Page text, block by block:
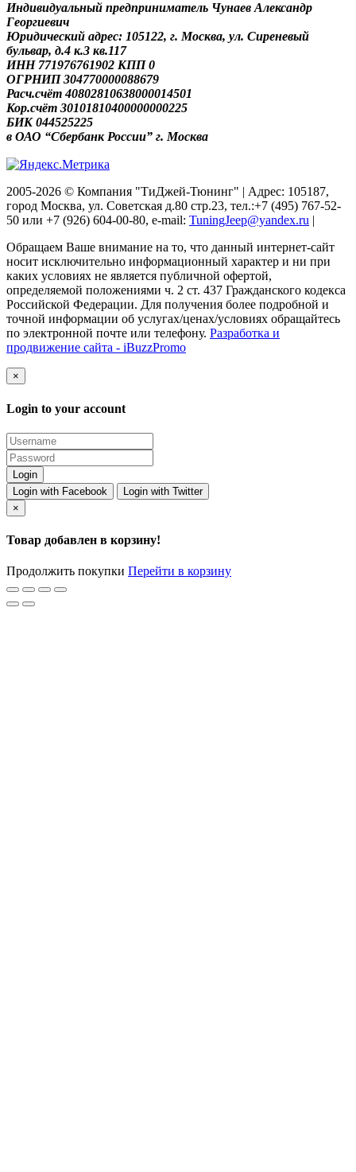
Индивидуальный предприниматель Чунаев Александр
Георгиевич
Юридический адрес: 105122, г. Москва, ул. Сиреневый
бульвар, д.4 к.3 кв.117
ИНН 771976761902 КПП 0
ОГРНИП 304770000088679
Расч.счёт 40802810638000014501
Кор.счёт 30101810400000000225
БИК 044525225
в ОАО “Сбербанк России” г. Москва
2005-2026 © Компания "ТиДжей-Тюнинг" | Адрес: 105187,
город Москва, ул. Советская д.80 стр.23, тел.:+7 (495) 767-52-
50 или +7 (926) 604-00-80, e-mail: TuningJeep@yandex.ru |
Обращаем Ваше внимание на то, что данный интернет-сайт
носит исключительно информационный характер и ни при
каких условиях не является публичной офертой,
определяемой положениями ч. 2 ст. 437 Гражданского кодекса
Российской Федерации. Для получения более подробной и
точной информации об услугах/ценах/условиях обращайтесь
по электронной почте или телефону. Разработка и
продвижение сайта - iBuzzPromo
×
Login to your account
Login with Facebook
Login with Twitter
×
Товар добавлен в корзину!
Продолжить покупки Перейти в корзину